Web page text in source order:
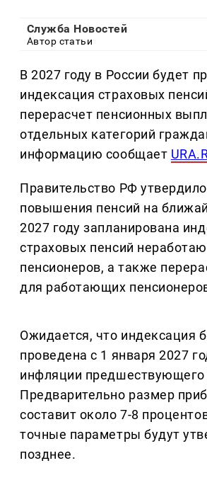
Служба Новостей
Автор статьи
В 2027 году в России будет
индексация страховых
перерасчет пенсионных
отдельных категорий
информацию сообщает
Правительство РФ
повышения пенсий на
2027 году запланирована
страховых пенсий
пенсионеров, а также
для работающих
Ожидается, что индексация
проведена с 1 января 2027
инфляции предшествующего
Предварительно размер
составит около 7-8
точные параметры будут
позднее.